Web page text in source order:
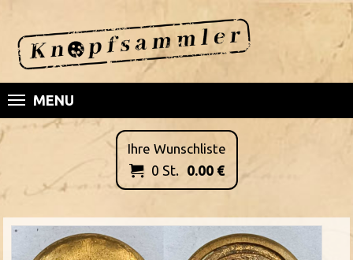
MENU
Ihre Wunschliste
 0 St. 0.00€